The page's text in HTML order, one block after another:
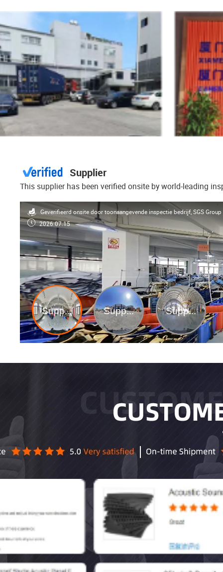
Supplier
This supplier has been verified onsite by world-leading
Geverifieerd onsite door toonaangevende inspectie bedrijf, SGS Group
2026.07.15